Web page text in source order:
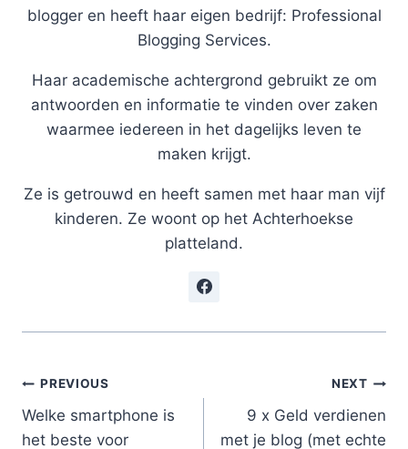
blogger en heeft haar eigen bedrijf: Professional
Blogging Services.
Haar academische achtergrond gebruikt ze om
antwoorden en informatie te vinden over zaken
waarmee iedereen in het dagelijks leven te
maken krijgt.
Ze is getrouwd en heeft samen met haar man vijf
kinderen. Ze woont op het Achterhoekse
platteland.
Post
navigation
PREVIOUS
Welke smartphone is
het beste voor
NEXT
9 x Geld verdienen
met je blog (met echte